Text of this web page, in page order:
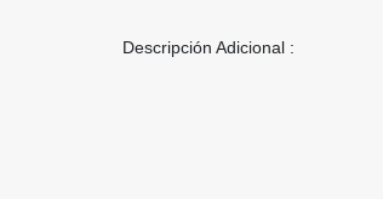
Descripción Adicional :